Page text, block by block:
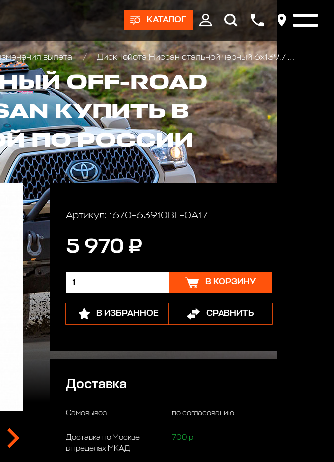
КАТАЛОГ
вылета Диск Тойота Ниссан стальной черный 6x139,7 7xR16 d110 ET0 (треуг. мелкий)
OFF-ROAD
КУПИТЬ В
ПО РОССИИ
Артикул: 1670-63910BL-0A17
5 970 ₽
В КОРЗИНУ
В ИЗБРАННОЕ СРАВНИТЬ
Доставка
Самовывоз по согласованию
Доставка по Москве
в пределах МКАД
700 р